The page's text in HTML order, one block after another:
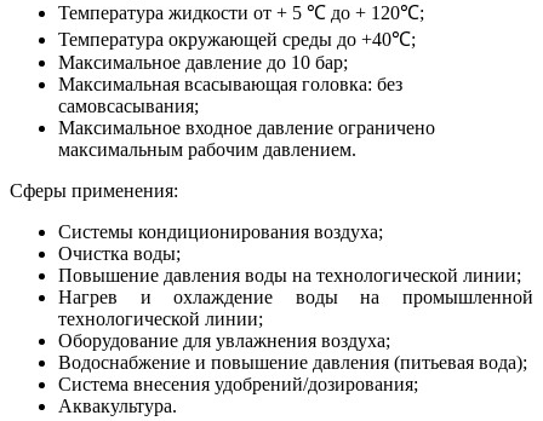
Температура жидкости от + 5 ℃ до + 120℃;
Температура окружающей среды до +40℃;
Максимальное давление до 10 бар;
Максимальная всасывающая головка: без
самовсасывания;
Максимальное входное давление ограничено
максимальным рабочим давлением.
Сферы применения:
Системы кондиционирования воздуха;
Очистка воды;
Повышение давления воды на технологической линии;
Нагрев и охлаждение воды на промышленной
технологической линии;
Оборудование для увлажнения воздуха;
Водоснабжение и повышение давления (питьевая вода);
Система внесения удобрений/дозирования;
Аквакультура.